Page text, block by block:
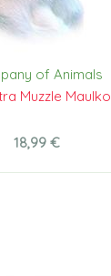
of Animals
Muzzle
18,99 €